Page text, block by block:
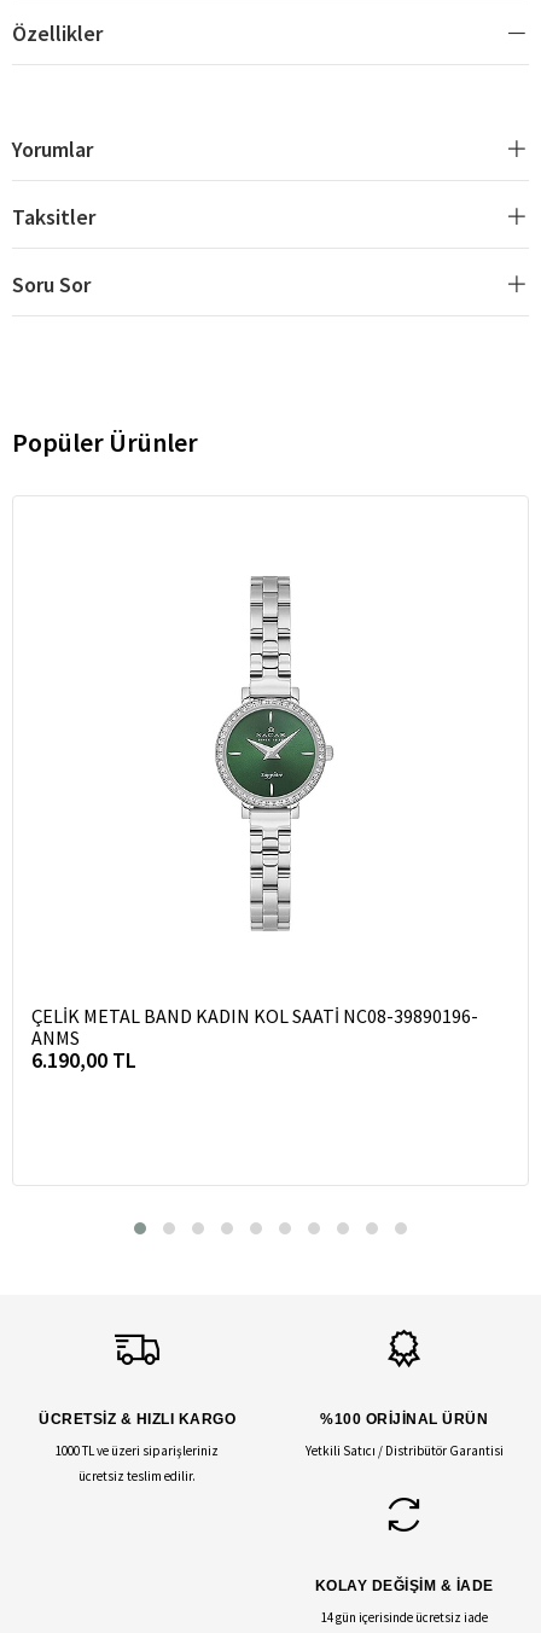
Özellikler
Yorumlar
Taksitler
Soru Sor
Popüler Ürünler
ÇELİK METAL BAND KADIN KOL SAATİ NC08-39890196-
ANMS
6.190,00 TL
ÜCRETSİZ & HIZLI KARGO
1000 TL ve üzeri siparişleriniz
ücretsiz teslim edilir.
%100 ORİJİNAL ÜRÜN
Yetkili Satıcı / Distribütör Garantisi
KOLAY DEĞİŞİM & İADE
14 gün içerisinde ücretsiz iade